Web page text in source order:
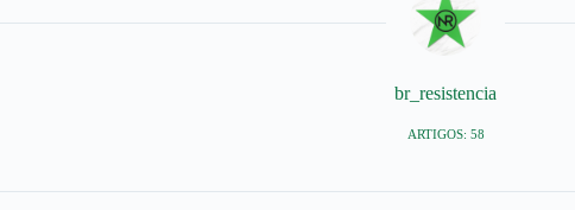
br_resistencia
ARTIGOS: 58